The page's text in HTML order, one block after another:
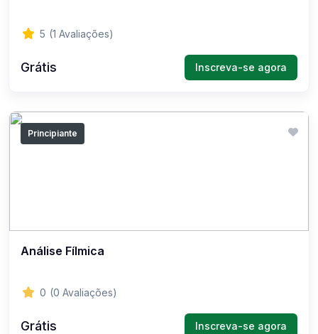
5 (1 Avaliações)
Grátis Inscreva-se agora
Principiante
Análise Fílmica
0 (0 Avaliações)
Grátis Inscreva-se agora